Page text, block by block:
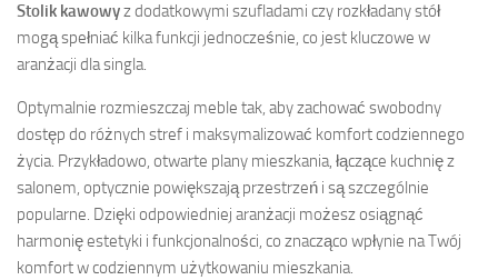
Stolik kawowyz dodatkowymi szufladami czy rozkładany stół
mogą spełniać kilka funkcji jednocześnie, co jest kluczowe w
aranżacji dla singla.
Optymalnie rozmieszczaj meble tak, aby zachować swobodny
dostęp do różnych stref i maksymalizować komfort codziennego
życia. Przykładowo, otwarte plany mieszkania, łączące kuchnię z
salonem, optycznie powiększają przestrzeń i są szczególnie
popularne. Dzięki odpowiedniej aranżacji możesz osiągnąć
harmonię estetyki i funkcjonalności, co znacząco wpłynie na Twój
komfort w codziennym użytkowaniu mieszkania.